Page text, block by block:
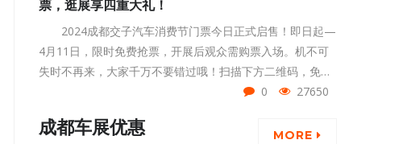
票，逛展享四重大礼！
2024成都交子汽车消费节门票今日正式启售！即日起—
4月11日，限时免费抢票，开展后观众需购票入场。机不可
失时不再来，大家千万不要错过哦！扫描下方二维码，免费
抢票！4月11日-14日，成都世纪城会展中心，我们不见不
0 27650
成都车展优惠 MORE